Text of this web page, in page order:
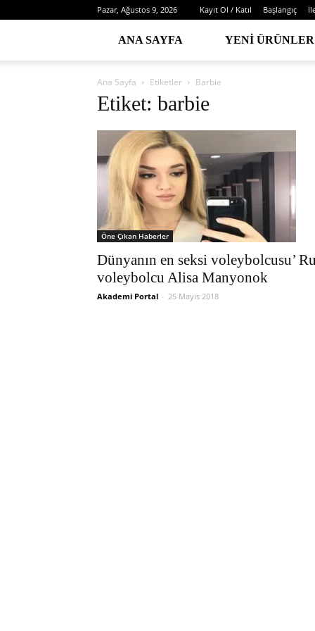
Pazar, Ağustos 9, 2026 Kayıt Ol / Katıl Başlangıç
ANA SAYFA YENI ÜRÜNLER
Ana Sayfa Etiketler Barbie
Etiket: barbie
Öne Çıkan Haberler
Dünyanın en seksi voleybolcusu’
voleybolcu Alisa Manyonok
Akademi Portal - 25 Mayıs 2018